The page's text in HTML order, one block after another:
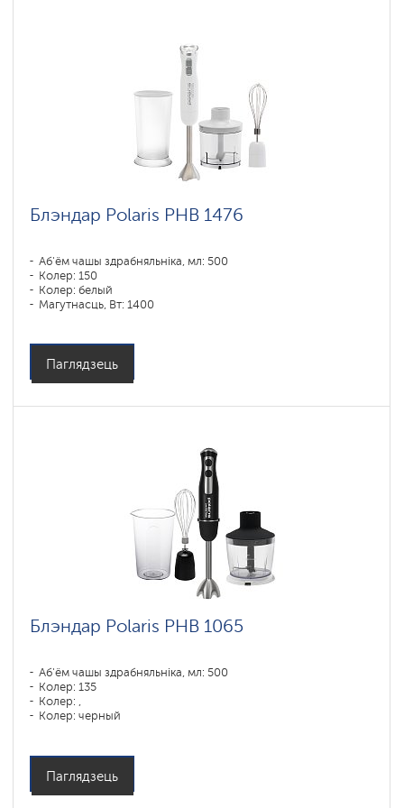
Блэндар Polaris PHB 1476
Аб'ём чашы здрабняльніка, мл: 500
Колер: 150
Колер: белый
Магутнасць, Вт: 1400
Паглядзець
Блэндар Polaris PHB 1065
Аб'ём чашы здрабняльніка, мл: 500
Колер: 135
Колер: ,
Колер: черный
Паглядзець